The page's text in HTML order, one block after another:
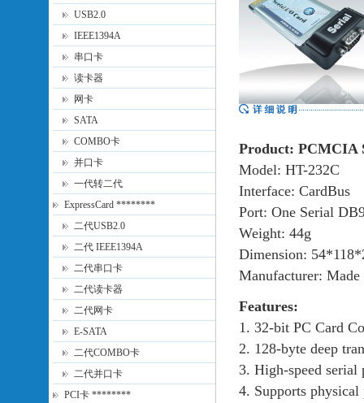
USB2.0
IEEE1394A
串口卡
读卡器
网卡
SATA
COMBO卡
并口卡
一代转二代
ExpressCard ********
二代USB2.0
二代 IEEE1394A
二代串口卡
二代读卡器
二代网卡
E-SATA
二代COMBO卡
二代并口卡
PCI卡 ********
Product: PCMCIA
Model: HT-232C
Interface: CardBus
Port: One Serial
Weight: 44g
Dimension:
Manufacturer:
Features:
1. 32-bit PC Card
2. 128-byte deep
3. High-speed serial
4. Supports physical